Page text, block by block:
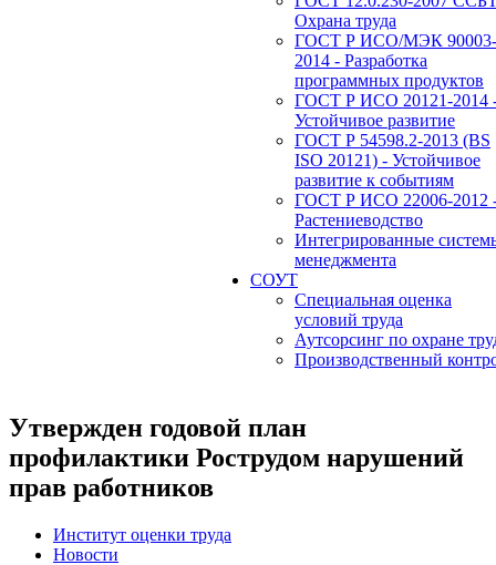
Охрана труда
ГОСТ Р ИСО/МЭК 90003-
2014 - Разработка
программных продуктов
ГОСТ Р ИСО 20121-2014
Устойчивое развитие
ГОСТ Р 54598.2-2013 (BS
ISO 20121) - Устойчивое
развитие к событиям
ГОСТ Р ИСО 22006-2012
Растениеводство
Интегрированные
менеджмента
СОУТ
Специальная оценка
условий труда
Аутсорсинг по охране
Производственный
Утвержден годовой план
профилактики Рострудом нарушений
прав работников
Институт оценки труда
Новости